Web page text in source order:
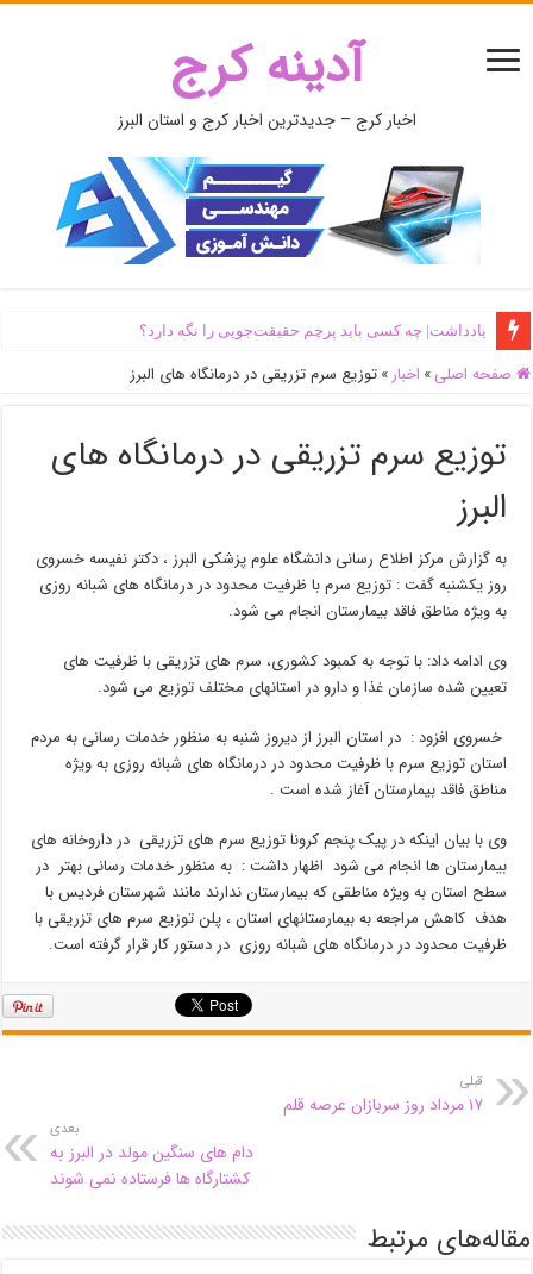
آدینه کرج
اخبار کرج – جدیدترین اخبار کرج و استان البرز
یادداشت| ‌چه کسی باید پرچم حقیقت‌جویی را نگه دارد؟
صفحه اصلی » اخبار » توزیع سرم تزریقی در درمانگاه های البرز
توزیع سرم تزریقی در درمانگاه های
البرز
به گزارش مرکز اطلاع رسانی دانشگاه علوم پزشکی البرز ، دکتر نفیسه خسروی
روز یکشنبه گفت : توزیع سرم با ظرفیت محدود در درمانگاه های شبانه روزی
به ویژه مناطق فاقد بیمارستان انجام می شود.
وی ادامه داد: با توجه به کمبود کشوری، سرم های تزریقی با ظرفیت های
تعیین شده سازمان غذا و دارو در استانهای مختلف توزیع می شود.
خسروی افزود : در استان البرز از دیروز شنبه به منظور خدمات رسانی به مردم
استان توزیع سرم با ظرفیت محدود در درمانگاه های شبانه روزی به ویژه
مناطق فاقد بیمارستان آغاز شده است .
وی با بیان اینکه در پیک پنجم کرونا توزیع سرم های تزریقی در داروخانه های
بیمارستان ها انجام می شود اظهار داشت : به منظور خدمات رسانی بهتر در
سطح استان به ویژه مناطقی که بیمارستان ندارند مانند شهرستان فردیس با
هدف کاهش مراجعه به بیمارستانهای استان ، پلن توزیع سرم های تزریقی با
ظرفیت محدود در درمانگاه های شبانه روزی در دستور کار قرار گرفته است.
قبلی
۱۷ مرداد روز سربازان عرصه قلم
بعدی
دام های سنگین مولد در البرز به
کشتارگاه ها فرستاده نمی شوند
مقاله‌های مرتبط